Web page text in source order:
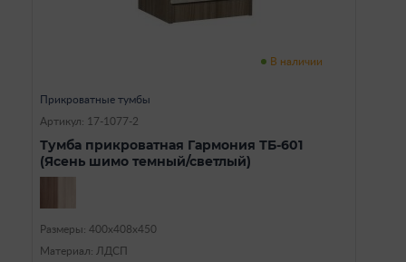
В наличии
Прикроватные тумбы
Артикул: 17-1077-2
Тумба прикроватная Гармония ТБ-601
(Ясень шимо темный/светлый)
Размеры: 400х408х450
Материал: ЛДСП